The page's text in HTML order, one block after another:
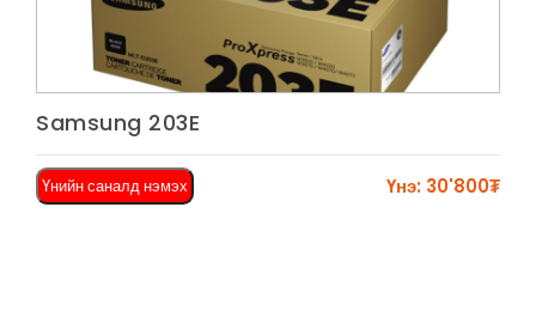
Samsung 203E
Үнийн саналд нэмэх Үнэ: 30'800₮